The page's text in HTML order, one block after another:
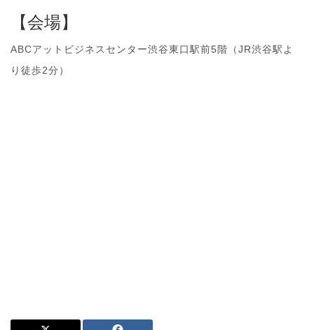
【会場】
ABCアットビジネスセンター渋谷東口駅前5階（JR渋谷駅よ
り徒歩2分）